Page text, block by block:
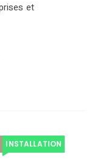
et
INSTALLATION